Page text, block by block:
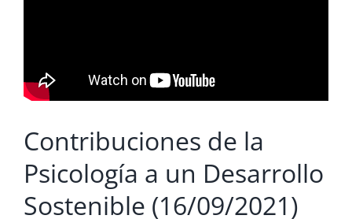
Contribuciones de la
Psicología a un Desarrollo
Sostenible (16/09/2021)